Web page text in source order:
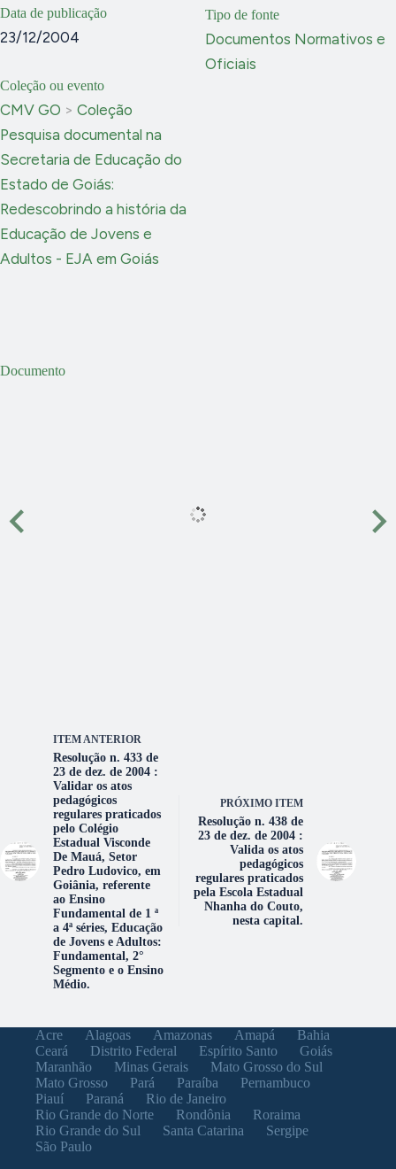
Documento
Data de publicação
23/12/2004
Coleção ou evento
CMV GO > Coleção
Pesquisa documental na
Secretaria de Educação do
Estado de Goiás:
Redescobrindo a história da
Educação de Jovens e
Adultos - EJA em Goiás
Tipo de fonte
Documentos Normativos e
Oficiais
ITEM ANTERIOR
Resolução n. 433 de
23 de dez. de 2004 :
Validar os atos
pedagógicos
regulares praticados
pelo Colégio
Estadual Visconde
De Mauá, Setor
Pedro Ludovico, em
Goiânia, referente
ao Ensino
Fundamental de 1 ª
a 4ª séries, Educação
de Jovens e Adultos:
Fundamental, 2°
Segmento e o Ensino
Médio.
PRÓXIMO ITEM
Resolução n. 438 de
23 de dez. de 2004 :
Valida os atos
pedagógicos
regulares praticados
pela Escola Estadual
Nhanha do Couto,
nesta capital.
Acre Alagoas Amazonas Amapá
Bahia
Ceará
Distrito Federal Espírito Santo
Goiás
Maranhão
Minas Gerais
Mato Grosso do Sul
Mato Grosso
Pará Paraíba
Pernambuco
Piauí
Paraná
Rio de Janeiro
Rio Grande do Norte
Rondônia
Roraima
Rio Grande do Sul
Santa Catarina
Sergipe
São Paulo